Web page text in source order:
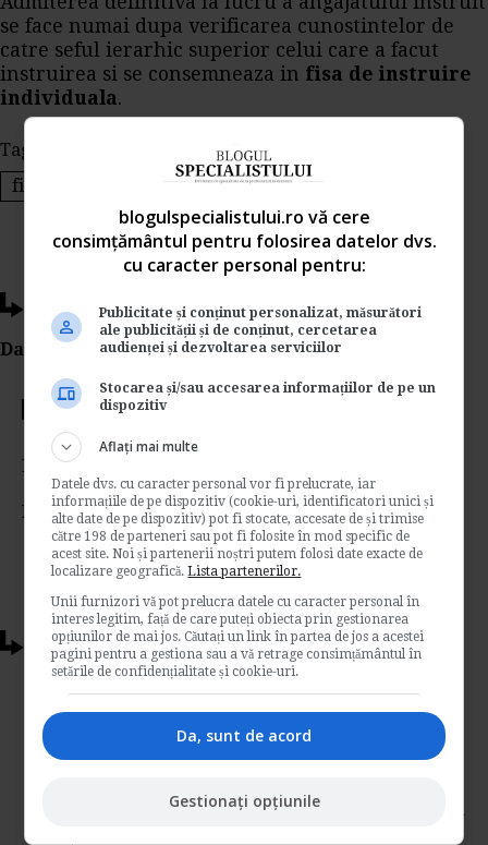
se face numai dupa verificarea cunostintelor de
catre seful ierarhic superior celui care a facut
instruirea si se consemneaza in fisa de instruire
individuala.
Tags: instruirea la locul de munca
fisa de instruire individuala
accidente de munca
Ti-a placut acest articol?
Da Like, Printeaza sau trimite pe Email!
Votati articolul
Rating:
Nota:5din1voturi
Articole conexe
Neindeplinirea obiectivelor de
performanta poate duce la concedierea
salariatului?
Da, este posibil, insa lucrurile sunt putin mai
complicate. Sunt anumite proceduri pe care
blogulspecialistului.ro vă cere
consimțământul pentru folosirea datelor dvs.
cu caracter personal pentru:
Publicitate și conținut personalizat, măsurători
ale publicității și de conținut, cercetarea
audienței și dezvoltarea serviciilor
Stocarea și/sau accesarea informațiilor de pe un
dispozitiv
Aflați mai multe
Datele dvs. cu caracter personal vor fi prelucrate, iar
informațiile de pe dispozitiv (cookie-uri, identificatori unici și
alte date de pe dispozitiv) pot fi stocate, accesate de și trimise
către 198 de parteneri sau pot fi folosite în mod specific de
acest site. Noi și partenerii noștri putem folosi date exacte de
localizare geografică.Lista partenerilor.
Unii furnizori vă pot prelucra datele cu caracter personal în
interes legitim, față de care puteți obiecta prin gestionarea
opțiunilor de mai jos. Căutați un link în partea de jos a acestei
pagini pentru a gestiona sau a vă retrage consimțământul în
setările de confidențialitate și cookie-uri.
Da, sunt de acord
Gestionați opțiunile